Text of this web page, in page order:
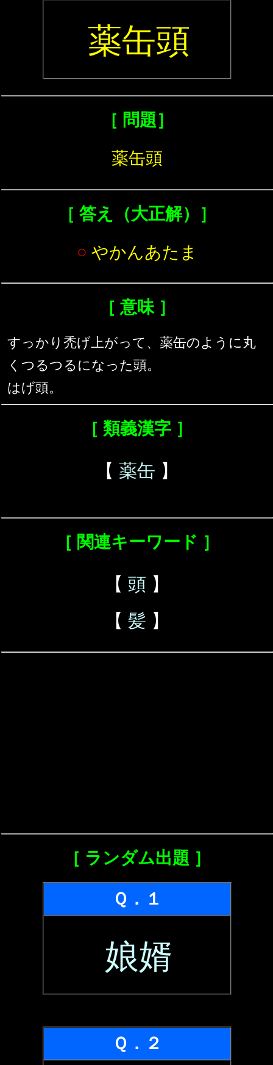
薬缶頭
［ 問題］
薬缶頭
［ 答え（大正解）］
○ やかんあたま
［ 意味 ］
すっかり禿げ上がって、薬缶のように丸
くつるつるになった頭。
はげ頭。
［ 類義漢字 ］
【 薬缶 】
［ 関連キーワード ］
【 頭 】
【 髪 】
［ ランダム出題 ］
Ｑ．１
娘婿
Ｑ．２